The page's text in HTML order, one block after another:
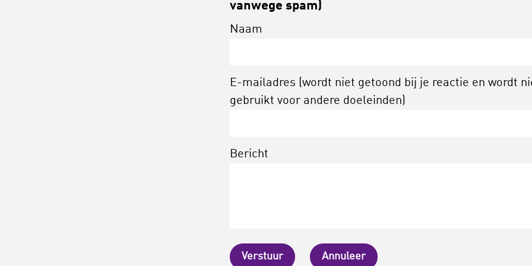
vanwege spam)
Naam
E-mailadres (wordt niet getoond bij je reactie en wordt
gebruikt voor andere doeleinden)
Bericht
Verstuur Annuleer